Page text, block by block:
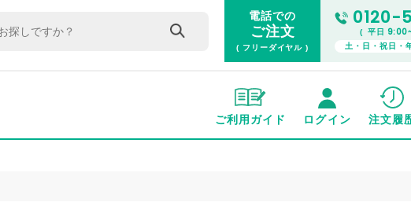
電話での
ご注文
( フリーダイヤル )
0120-
( 平日
土・日・祝日・
ご利用ガイド ログイン 注文履